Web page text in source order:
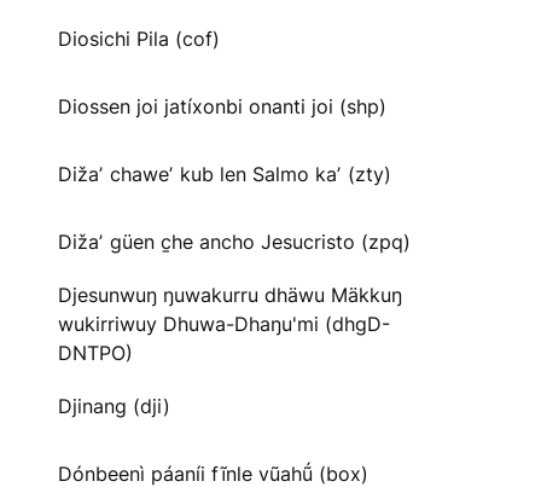
Diosichi Pila (cof)
Diossen joi jatíxonbi onanti joi (shp)
Dižaʼ chaweʼ kub len Salmo kaʼ (zty)
Dižaʼ güen c̱he ancho Jesucristo (zpq)
Djesunwuŋ ŋuwakurru dhäwu Mäkkuŋ
wukirriwuy Dhuwa-Dhaŋu'mi (dhgD-
DNTPO)
Djinang (dji)
Dónbeenì páaníi fĩnle vũahṹ (box)